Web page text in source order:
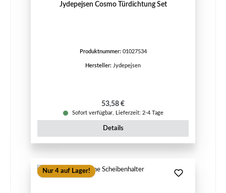
Jydepejsen Cosmo Türdichtung Set
Produktnummer: 01027534
Hersteller: Jydepejsen
Regulärer Preis:
53,58 €
Sofort verfügbar, Lieferzeit: 2-4 Tage
Details
Nur 4 auf Lager!